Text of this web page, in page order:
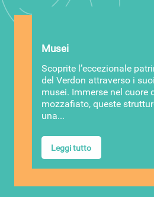
Musei
Scoprite l’eccezionale
del Verdon attraverso i
musei. Immerse nel cuore
mozzafiato, queste
una...
Leggi tutto